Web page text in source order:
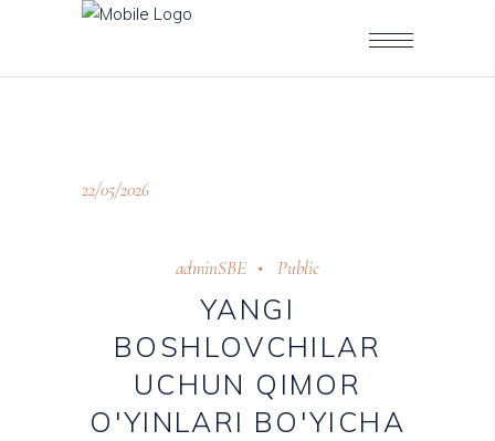
22/05/2026
adminSBE Public
YANGI
BOSHLOVCHILAR
UCHUN QIMOR
O'YINLARI BO'YICHA